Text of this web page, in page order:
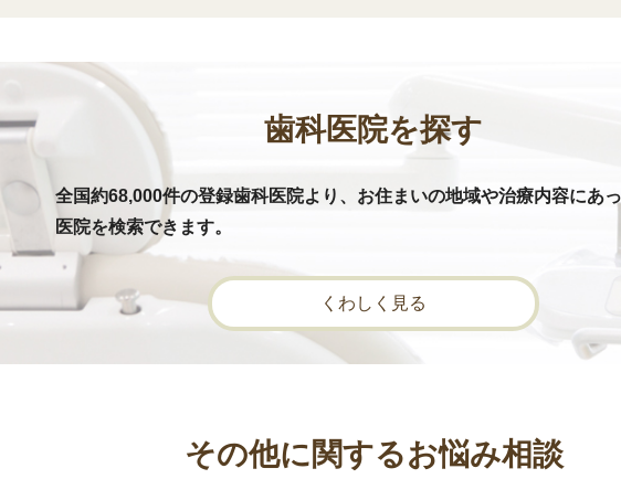
歯科医院を探す
全国約68,000件の登録歯科医院より、お住まいの地域や治療内容にあ
医院を検索できます。
くわしく見る
その他に関するお悩み相談